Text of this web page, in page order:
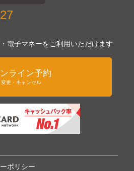
電子マネーをご利用いただけます
ライン予約
変更・キャンセル
ポリシー